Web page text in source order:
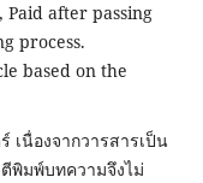
Paid after passing
process.
based on the
เนื่องจากวารสารเป็น
พิมพ์บทความจึงไม่